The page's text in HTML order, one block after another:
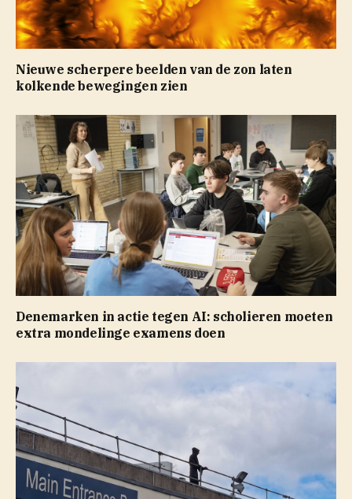
Nieuwe scherpere beelden van de zon laten
kolkende bewegingen zien
Denemarken in actie tegen AI: scholieren moeten
extra mondelinge examens doen